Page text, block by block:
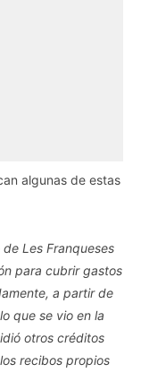
algunas de estas
Les Franqueses
para cubrir gastos
a partir de
que se vio en la
otros créditos
recibos propios